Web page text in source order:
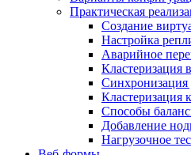
Практическая
Создание
Настройка
Аварийное
Кластеризация
Кластеризация
Способы
Добавление
Нагрузочное